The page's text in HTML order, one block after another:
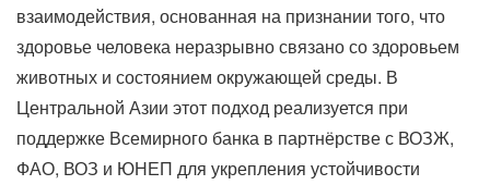
взаимодействия, основанная на признании того, что
здоровье человека неразрывно связано со здоровьем
животных и состоянием окружающей среды. В
Центральной Азии этот подход реализуется при
поддержке Всемирного банка в партнёрстве с ВОЗЖ,
ФАО, ВОЗ и ЮНЕП для укрепления устойчивости